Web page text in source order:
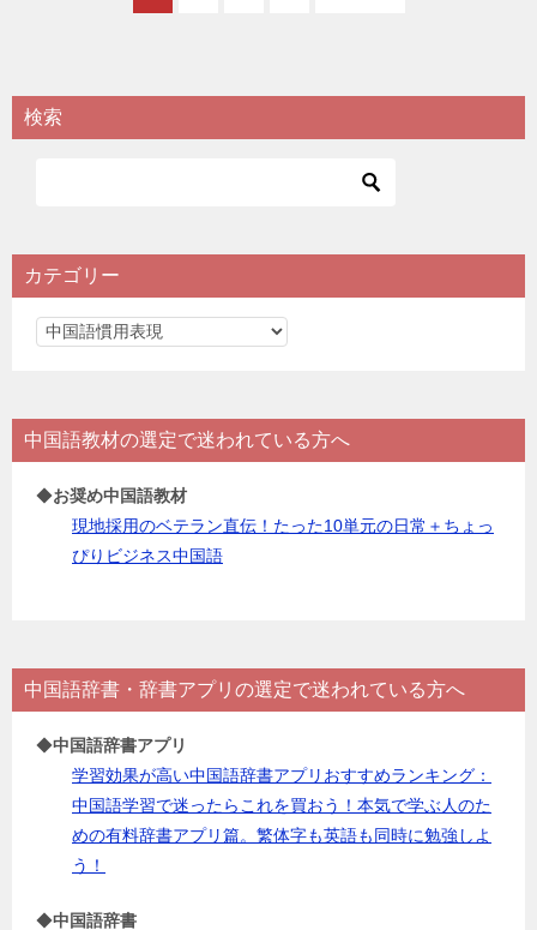
検索
カテゴリー
カ
リ
ー
中国語教材の選定で迷われている方へ
◆お奨め中国語教材
現地採用のベテラン直伝！たった10単元の日常＋ちょっ
ぴりビジネス中国語
中国語辞書・辞書アプリの選定で迷われている方へ
◆中国語辞書アプリ
学習効果が高い中国語辞書アプリおすすめランキング：
中国語学習で迷ったらこれを買おう！本気で学ぶ人のた
めの有料辞書アプリ篇。繁体字も英語も同時に勉強しよ
う！
◆中国語辞書